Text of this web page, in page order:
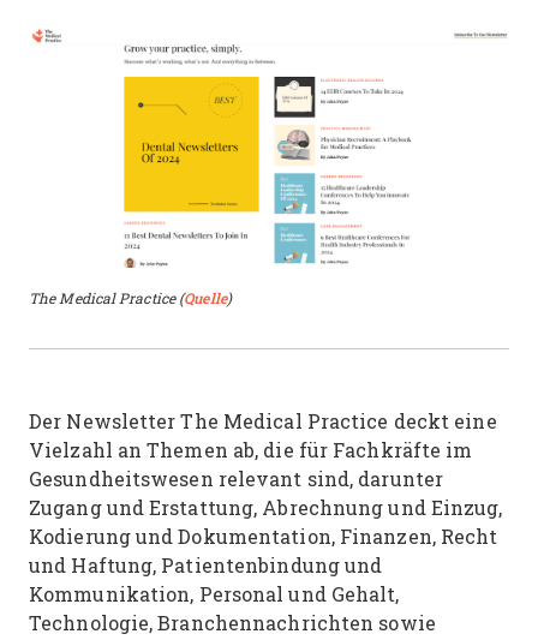
The Medical Practice (Quelle)
Der Newsletter The Medical Practice deckt eine
Vielzahl an Themen ab, die für Fachkräfte im
Gesundheitswesen relevant sind, darunter
Zugang und Erstattung, Abrechnung und Einzug,
Kodierung und Dokumentation, Finanzen, Recht
und Haftung, Patientenbindung und
Kommunikation, Personal und Gehalt,
Technologie, Branchennachrichten sowie